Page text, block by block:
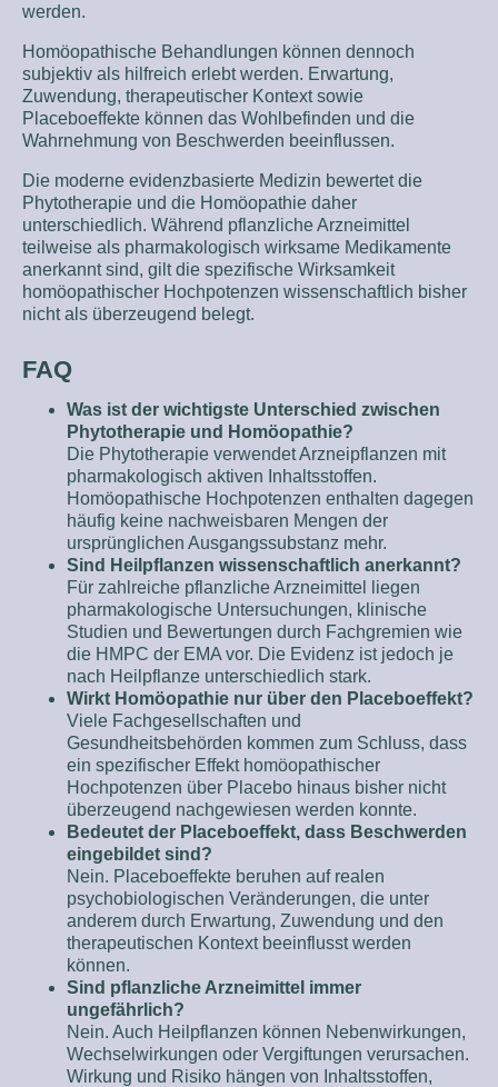
werden.
Homöopathische Behandlungen können dennoch
subjektiv als hilfreich erlebt werden. Erwartung,
Zuwendung, therapeutischer Kontext sowie
Placeboeffekte können das Wohlbefinden und die
Wahrnehmung von Beschwerden beeinflussen.
Die moderne evidenzbasierte Medizin bewertet die
Phytotherapie und die Homöopathie daher
unterschiedlich. Während pflanzliche Arzneimittel
teilweise als pharmakologisch wirksame Medikamente
anerkannt sind, gilt die spezifische Wirksamkeit
homöopathischer Hochpotenzen wissenschaftlich bisher
nicht als überzeugend belegt.
FAQ
Was ist der wichtigste Unterschied zwischen
Phytotherapie und Homöopathie?
Die Phytotherapie verwendet Arzneipflanzen mit
pharmakologisch aktiven Inhaltsstoffen.
Homöopathische Hochpotenzen enthalten dagegen
häufig keine nachweisbaren Mengen der
ursprünglichen Ausgangssubstanz mehr.
Sind Heilpflanzen wissenschaftlich anerkannt?
Für zahlreiche pflanzliche Arzneimittel liegen
pharmakologische Untersuchungen, klinische
Studien und Bewertungen durch Fachgremien wie
die HMPC der EMA vor. Die Evidenz ist jedoch je
nach Heilpflanze unterschiedlich stark.
Wirkt Homöopathie nur über den Placeboeffekt?
Viele Fachgesellschaften und
Gesundheitsbehörden kommen zum Schluss, dass
ein spezifischer Effekt homöopathischer
Hochpotenzen über Placebo hinaus bisher nicht
überzeugend nachgewiesen werden konnte.
Bedeutet der Placeboeffekt, dass Beschwerden
eingebildet sind?
Nein. Placeboeffekte beruhen auf realen
psychobiologischen Veränderungen, die unter
anderem durch Erwartung, Zuwendung und den
therapeutischen Kontext beeinflusst werden
können.
Sind pflanzliche Arzneimittel immer
ungefährlich?
Nein. Auch Heilpflanzen können Nebenwirkungen,
Wechselwirkungen oder Vergiftungen verursachen.
Wirkung und Risiko hängen von Inhaltsstoffen,